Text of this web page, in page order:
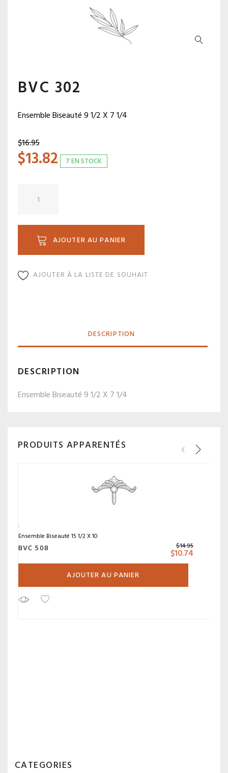
BVC 302
Ensemble Biseauté 9 1/2 X 7 1/4
$16.95
$13.82 7 EN STOCK
AJOUTER AU PANIER
AJOUTER À LA LISTE DE SOUHAIT
DESCRIPTION
DESCRIPTION
Ensemble Biseauté 9 1/2 X 7 1/4
PRODUITS APPARENTÉS
Ensemble Biseauté 15 1/2 X 10
BVC 508 $14.95
$10.74
AJOUTER AU PANIER
CATEGORIES